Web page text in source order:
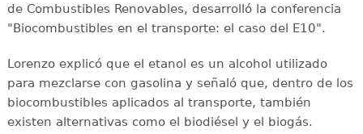
de Combustibles Renovables, desarrolló la conferencia
"Biocombustibles en el transporte: el caso del E10".
Lorenzo explicó que el etanol es un alcohol utilizado
para mezclarse con gasolina y señaló que, dentro de los
biocombustibles aplicados al transporte, también
existen alternativas como el biodiésel y el biogás.